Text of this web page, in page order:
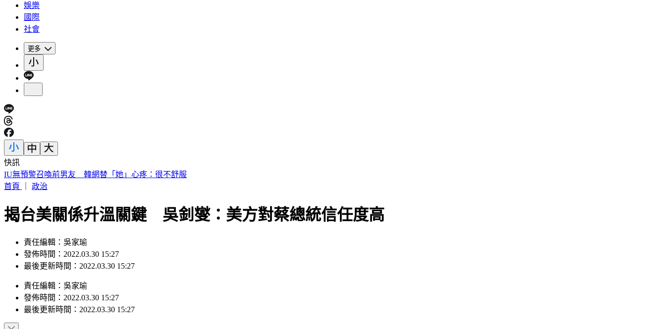
娛樂
國際
社會
更多
快訊
快訊／財神爺不在家 威力彩頭獎、二獎雙槓龜
首頁
政治
揭台美關係升溫關鍵 吳釗燮：美方對蔡總統信任度高
責任編輯：吳家瑜
發佈時間：2022.03.30 15:27
最後更新時間：2022.03.30 15:27
責任編輯 ： 吳家瑜
發佈時間： 2022.03.30 15:27
最後更新時間： 2022.03.30 15:27